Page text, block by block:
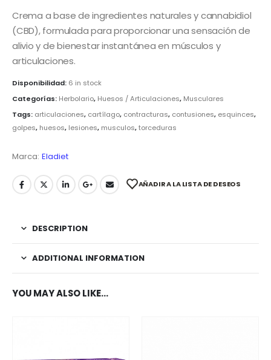
Crema a base de ingredientes naturales y cannabidiol
(CBD), formulada para proporcionar una sensación de
alivio y de bienestar instantánea en músculos y
articulaciones.
Disponibilidad: 6 in stock
Categorías: Herbolario, Huesos / Articulaciones, Musculares
Tags: articulaciones, cartílago, contracturas, contusiones, esquinces,
golpes, huesos, lesiones, musculos,torceduras
Marca: Eladiet
AÑADIR A LA LISTA DE DESEOS
DESCRIPTION
ADDITIONAL INFORMATION
YOU MAY ALSO LIKE…